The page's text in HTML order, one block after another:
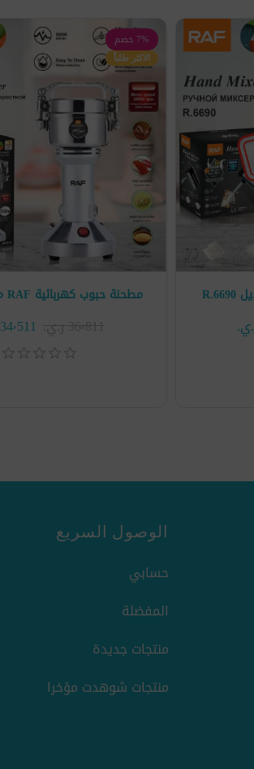
مطحنة حبوب كهربائية RAF موديل R.7111
7% خصم
الاكثر طلباً
36٬811 ر.ي.‏ 34٬511 ر.ي.‏
الوصول السريع
حسابي
المفضلة
منتجات جديدة
منتجات شوهدت مؤخرا